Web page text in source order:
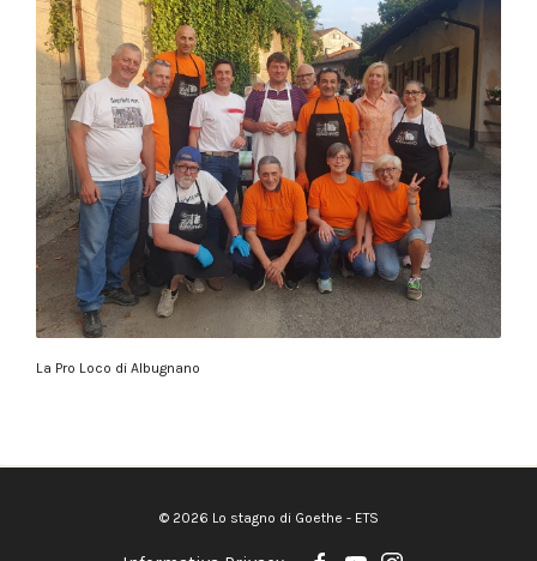
La Pro Loco di Albugnano
© 2026 Lo stagno di Goethe - ETS